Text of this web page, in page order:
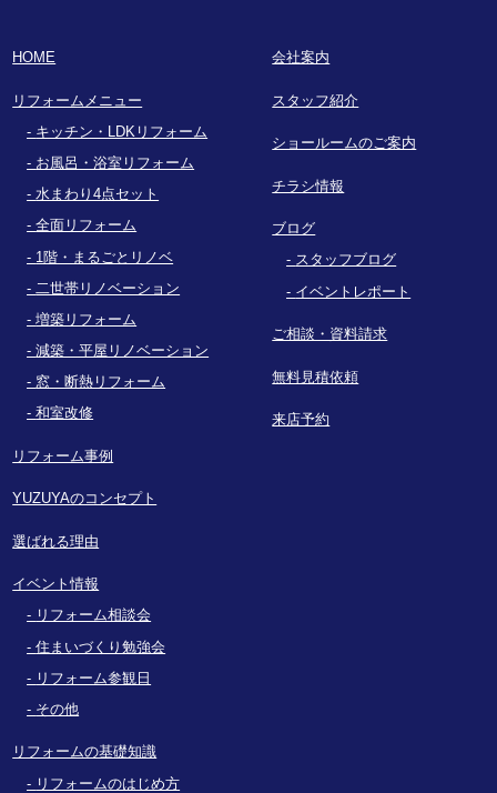
HOME
リフォームメニュー
キッチン・LDKリフォーム
お風呂・浴室リフォーム
水まわり4点セット
全面リフォーム
1階・まるごとリノベ
二世帯リノベーション
増築リフォーム
減築・平屋リノベーション
窓・断熱リフォーム
和室改修
リフォーム事例
YUZUYAのコンセプト
選ばれる理由
イベント情報
リフォーム相談会
住まいづくり勉強会
リフォーム参観日
その他
リフォームの基礎知識
リフォームのはじめ方
会社案内
スタッフ紹介
ショールームのご案内
チラシ情報
ブログ
スタッフブログ
イベントレポート
ご相談・資料請求
無料見積依頼
来店予約